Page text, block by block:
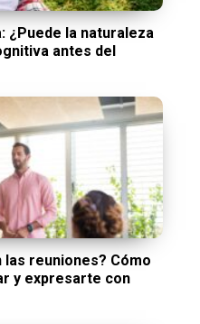
¿Puede la naturaleza
antes del
las reuniones? Cómo
y expresarte con